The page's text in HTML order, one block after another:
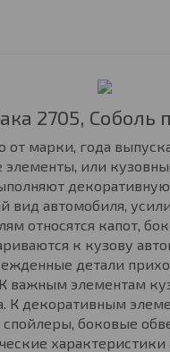
2705, Соболь
марки, года
или
автомобиля,
относятся капот,
к кузову
детали
важным элементам
К декоративным
боковые